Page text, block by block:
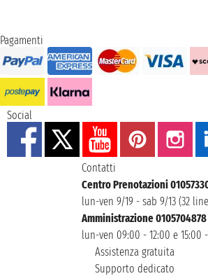
Pagamenti
Social
Contatti
Centro Prenotazioni
lun-ven 9/19 - sab 9/13 (32
Amministrazione 0105704878
lun-ven 09:00 - 12:00 e 15:00
Assistenza gratuita
Supporto dedicato